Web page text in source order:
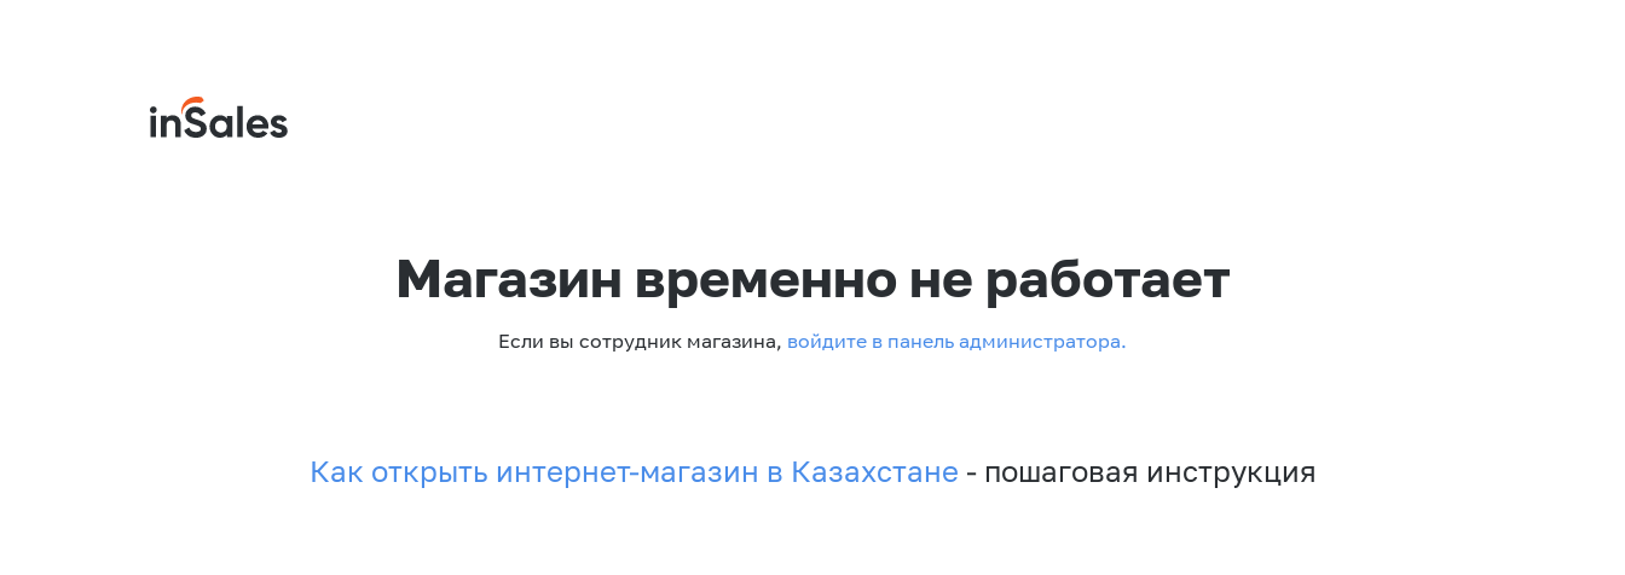
Магазин временно не работает
Если вы сотрудник магазина, войдите в панель администратора.
Как открыть интернет-магазин в Казахстане - пошаговая инструкция